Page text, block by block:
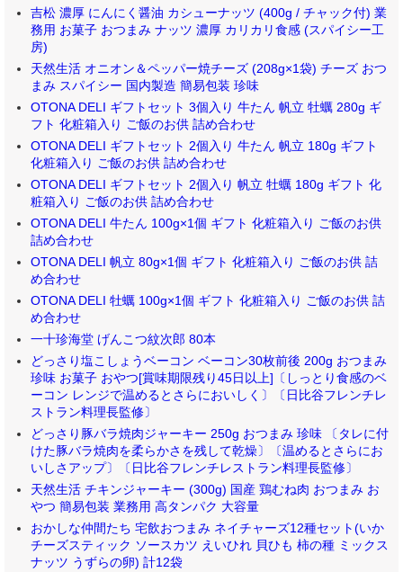
吉松 濃厚 にんにく醤油 カシューナッツ (400g / チャック付) 業
務用 お菓子 おつまみ ナッツ 濃厚 カリカリ食感 (スパイシー工
房)
天然生活 オニオン＆ペッパー焼チーズ (208g×1袋) チーズ おつ
まみ スパイシー 国内製造 簡易包装 珍味
OTONA DELI ギフトセット 3個入り 牛たん 帆立 牡蠣 280g ギ
フト 化粧箱入り ご飯のお供 詰め合わせ
OTONA DELI ギフトセット 2個入り 牛たん 帆立 180g ギフト
化粧箱入り ご飯のお供 詰め合わせ
OTONA DELI ギフトセット 2個入り 帆立 牡蠣 180g ギフト 化
粧箱入り ご飯のお供 詰め合わせ
OTONA DELI 牛たん 100g×1個 ギフト 化粧箱入り ご飯のお供
詰め合わせ
OTONA DELI 帆立 80g×1個 ギフト 化粧箱入り ご飯のお供 詰
め合わせ
OTONA DELI 牡蠣 100g×1個 ギフト 化粧箱入り ご飯のお供 詰
め合わせ
一十珍海堂 げんこつ紋次郎 80本
どっさり塩こしょうベーコン ベーコン30枚前後 200g おつまみ
珍味 お菓子 おやつ[賞味期限残り45日以上]〔しっとり食感のベ
ーコン レンジで温めるとさらにおいしく〕〔日比谷フレンチレ
ストラン料理長監修〕
どっさり豚バラ焼肉ジャーキー 250g おつまみ 珍味 〔タレに付
けた豚バラ焼肉を柔らかさを残して乾燥〕〔温めるとさらにお
いしさアップ〕〔日比谷フレンチレストラン料理長監修〕
天然生活 チキンジャーキー (300g) 国産 鶏むね肉 おつまみ お
やつ 簡易包装 業務用 高タンパク 大容量
おかしな仲間たち 宅飲おつまみ ネイチャーズ12種セット(いか
チーズスティック ソースカツ えいひれ 貝ひも 柿の種 ミックス
ナッツ うずらの卵) 計12袋